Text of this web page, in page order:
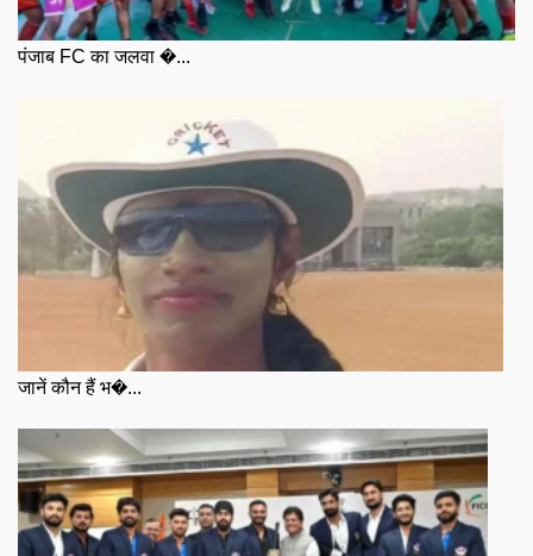
पंजाब FC का जलवा �...
जानें कौन हैं भ�...